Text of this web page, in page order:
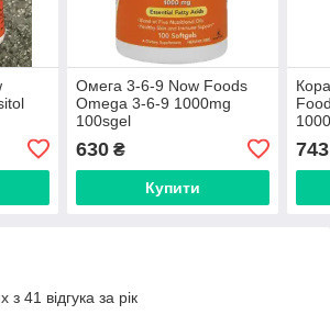
Омега 3-6-9 Now Foods
Omega 3-6-9 1000mg
100sgel
630₴
Купити
743
з 41 відгука за рік